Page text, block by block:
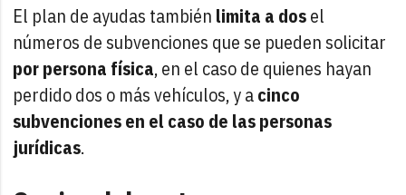
El plan de ayudas también limita a dosel
números de subvenciones que se pueden solicitar
por persona física, en el caso de quienes hayan
perdido dos o más vehículos, y acinco
subvenciones en el caso de las personas
jurídicas.